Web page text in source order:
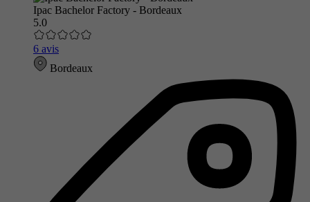
Ipac Bachelor Factory - Bordeaux
5.0
6 avis
Bordeaux